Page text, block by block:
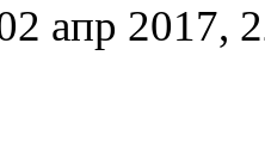
апр 2017,